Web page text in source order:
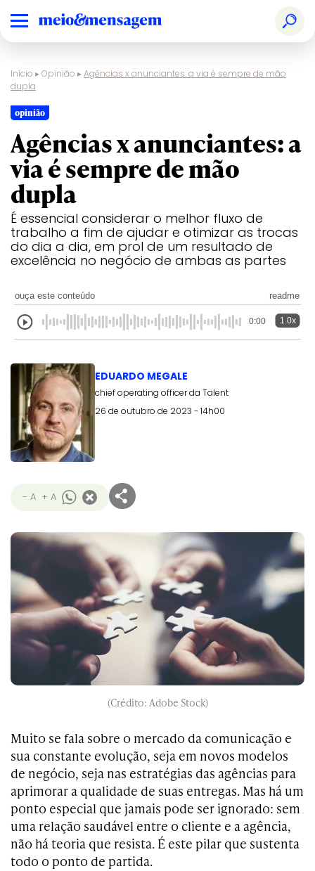
Início ▸Opinião ▸Agências x anunciantes: a via é sempre de mão
dupla
opinião
Agências x anunciantes: a
via é sempre de mão
dupla
É essencial considerar o melhor fluxo de
trabalho a fim de ajudar e otimizar as trocas
do dia a dia, em prol de um resultado de
excelência no negócio de ambas as partes
ouça este conteúdo readme
0:00 1.0x
EDUARDO MEGALE
chief operating officer da Talent
26 de outubro de 2023 - 14h00
- A + A
(Crédito: Adobe Stock)
Muito se fala sobre o mercado da comunicação e
sua constante evolução, seja em novos modelos
de negócio, seja nas estratégias das agências para
aprimorar a qualidade de suas entregas. Mas há um
ponto especial que jamais pode ser ignorado: sem
uma relação saudável entre o cliente e a agência,
não há teoria que resista. É este pilar que sustenta
todo o ponto de partida.